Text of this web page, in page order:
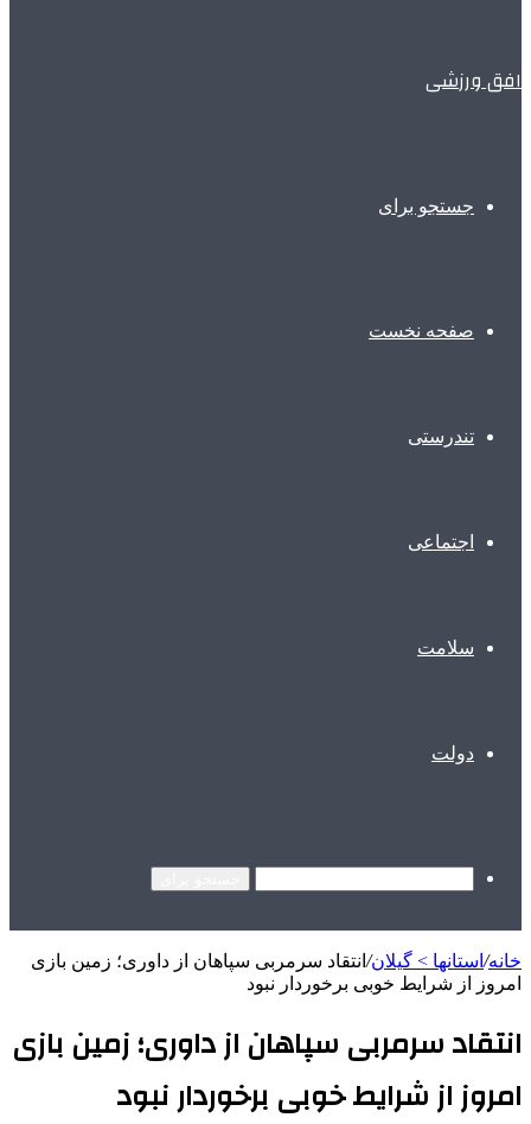
افق ورزشی
جستجو برای
صفحه نخست
تندرستی
اجتماعی
سلامت
دولت
خانه/ استانها > گیلان/ انتقاد سرمربی سپاهان از داوری؛ زمین بازی
امروز از شرایط خوبی برخوردار نبود
انتقاد سرمربی سپاهان از داوری؛ زمین بازی
امروز از شرایط خوبی برخوردار نبود